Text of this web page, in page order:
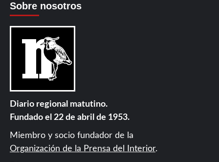
Sobre nosotros
Diario regional matutino.
Fundado el 22 de abril de 1953.
Miembro y socio fundador de la
Organización de la Prensa del Interior.